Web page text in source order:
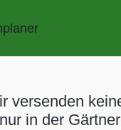
versenden
in der